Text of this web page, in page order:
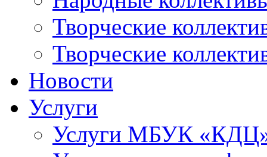
Творческие
Творческие
Новости
Услуги
Услуги МБУК